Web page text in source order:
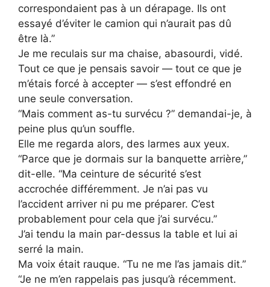
correspondaient pas à un dérapage. Ils ont
essayé d’éviter le camion qui n’aurait pas dû
être là.”
Je me reculais sur ma chaise, abasourdi, vidé.
Tout ce que je pensais savoir — tout ce que je
m’étais forcé à accepter — s’est effondré en
une seule conversation.
“Mais comment as-tu survécu ?” demandai-je, à
peine plus qu’un souffle.
Elle me regarda alors, des larmes aux yeux.
“Parce que je dormais sur la banquette arrière,”
dit-elle. “Ma ceinture de sécurité s’est
accrochée différemment. Je n’ai pas vu
l’accident arriver ni pu me préparer. C’est
probablement pour cela que j’ai survécu.”
J’ai tendu la main par-dessus la table et lui ai
serré la main.
Ma voix était rauque. “Tu ne me l’as jamais dit.”
“Je ne m’en rappelais pas jusqu’à récemment.